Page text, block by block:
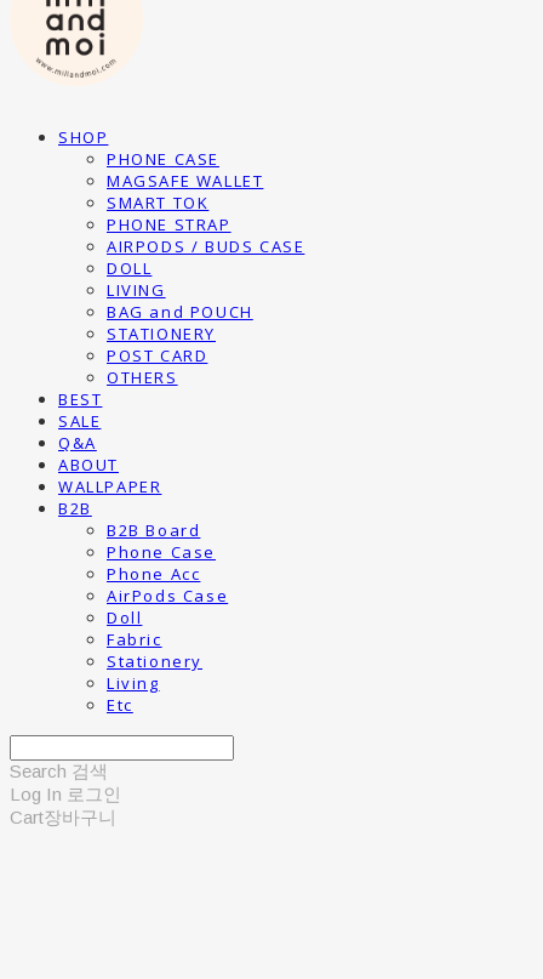
SHOP
PHONE CASE
MAGSAFE WALLET
SMART TOK
PHONE STRAP
AIRPODS / BUDS CASE
DOLL
LIVING
BAG and POUCH
STATIONERY
POST CARD
OTHERS
BEST
SALE
Q&A
ABOUT
WALLPAPER
B2B
B2B Board
Phone Case
Phone Acc
AirPods Case
Doll
Fabric
Stationery
Living
Etc
Search 검색
Log In 로그인
Cart장바구니